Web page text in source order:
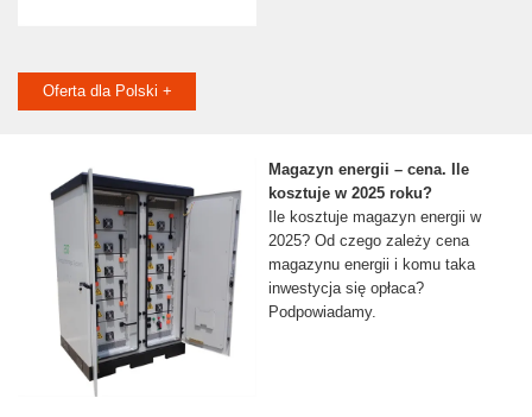
Oferta dla Polski +
Magazyn energii – cena. Ile
kosztuje w 2025 roku?
Ile kosztuje magazyn energii w
2025? Od czego zależy cena
magazynu energii i komu taka
inwestycja się opłaca?
Podpowiadamy.